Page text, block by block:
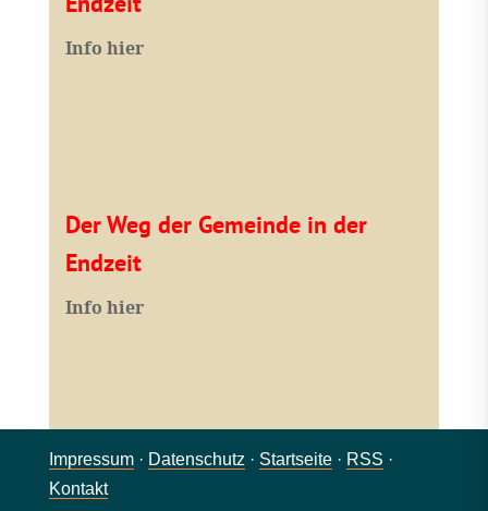
Info hier
Der Weg der Gemeinde in der
Endzeit
Info hier
Impressum· Datenschutz · Startseite· RSS ·
Kontakt